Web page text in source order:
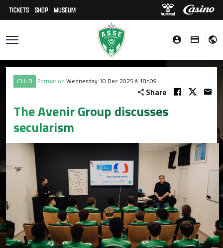
TICKETS SHOP MUSEUM
CLUB Formation Wednesday 10 Dec 2025 à 18h09
Share
The Avenir Group discusses
secularism